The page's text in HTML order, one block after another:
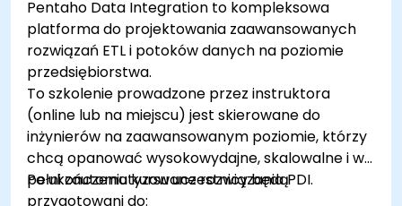
Pentaho Data Integration to kompleksowa
platforma do projektowania zaawansowanych
rozwiązań ETL i potoków danych na poziomie
przedsiębiorstwa.
To szkolenie prowadzone przez instruktora
(online lub na miejscu) jest skierowane do
inżynierów na zaawansowanym poziomie, którzy
chcą opanować wysokowydajne, skalowalne i w
pełni zautomatyzowane rozwiązania PDI.
Po ukończeniu kursu uczestnicy będą
przygotowani do: